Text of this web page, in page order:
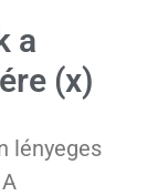
a
(x)
lényeges